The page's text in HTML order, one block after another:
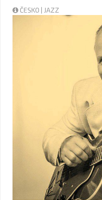
ČESKO | JAZZ